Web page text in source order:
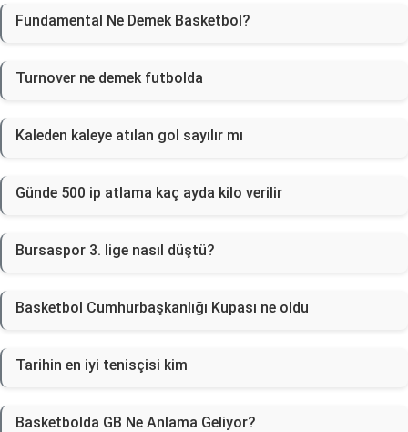
Fundamental Ne Demek Basketbol?
Turnover ne demek futbolda
Kaleden kaleye atılan gol sayılır mı
Günde 500 ip atlama kaç ayda kilo verilir
Bursaspor 3. lige nasıl düştü?
Basketbol Cumhurbaşkanlığı Kupası ne oldu
Tarihin en iyi tenisçisi kim
Basketbolda GB Ne Anlama Geliyor?